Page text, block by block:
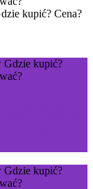
kupić? Cena?